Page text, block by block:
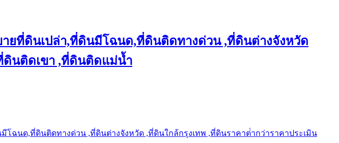
ายที่ดินเปล่า,ที่ดินมีโฉนด,ที่ดินติดทางด่วน ,ที่ดินต่างจังหวัด
ดินติดเขา ,ที่ดินติดแม่น้ำ
โฉนด,ที่ดินติดทางด่วน ,ที่ดินต่างจังหวัด ,ที่ดินใกล้กรุงเทพ ,ที่ดินราคาต่ํากว่าราคาประเมิน